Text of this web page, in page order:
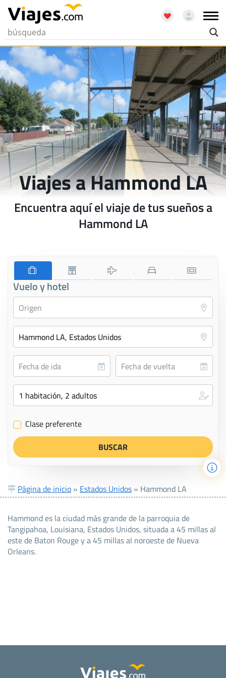
Viajes a Hammond LA
Encuentra aquí el viaje de tus sueños a
Hammond LA
Vuelo y hotel
✔ Clase preferente
Página de inicio » Estados Unidos » Hammond LA
Hammond es la ciudad más grande de la parroquia de
Tangipahoa, Louisiana, Estados Unidos, situada a 45 millas al
este de Baton Rouge y a 45 millas al noroeste de Nueva
Orleans.